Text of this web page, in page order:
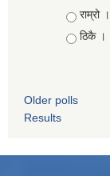
Choices
राम्रो ।
ठिकै ।
Older polls
Results